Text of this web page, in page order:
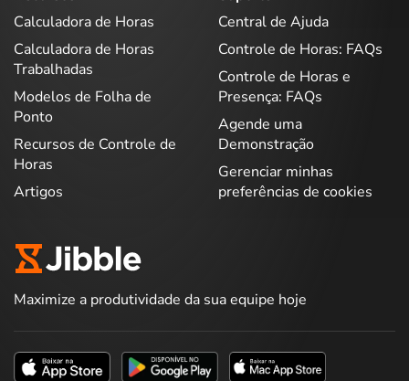
Calculadora de Horas
Calculadora de Horas
Trabalhadas
Modelos de Folha de
Ponto
Recursos de Controle de
Horas
Artigos
Central de Ajuda
Controle de Horas: FAQs
Controle de Horas e
Presença: FAQs
Agende uma
Demonstração
Gerenciar minhas
preferências de cookies
Maximize a produtividade da sua equipe hoje